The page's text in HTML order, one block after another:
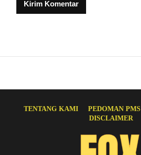
TENTANG KAMI PEDOMAN PMS
DISCLAIMER